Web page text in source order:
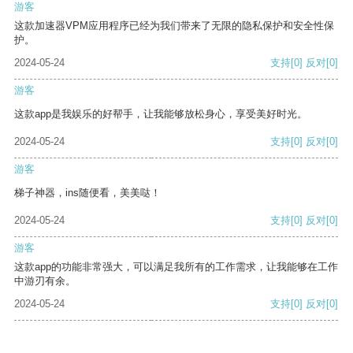
游客
这款加速器VPM应用程序已经为我们带来了无限的隐私保护和安全性保
护。
2024-05-24
支持[0] 反对[0]
游客
这款app是我娱乐的好帮手，让我能够放松身心，享受美好时光。
2024-05-24 支持[0] 反对[0]
游客
梯子神器，ins随便看，美美哒！
2024-05-24 支持[0] 反对[0]
游客
这款app的功能非常强大，可以满足我所有的工作需求，让我能够在工作
中游刃有余。
2024-05-24
支持[0] 反对[0]